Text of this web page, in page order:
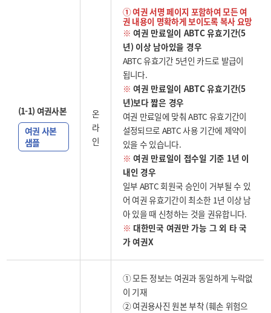
(1-1) 여권사본
여권 사본
샘플
온
라
인
① 여권 서명 페이지 포함하여 모든 여
권 내용이 명확하게 보이도록 복사 요망
※ 여권 만료일이 ABTC 유효기간(5
년) 이상 남아있을 경우
ABTC 유효기간 5년인 카드로 발급이
됩니다.
※ 여권 만료일이 ABTC 유효기간(5
년)보다 짧은 경우
여권 만료일에 맞춰 ABTC 유효기간이
설정되므로 ABTC 사용 기간에 제약이
있을 수 있습니다.
※ 여권 만료일이 접수일 기준 1년 이
내인 경우
일부 ABTC 회원국 승인이 거부될 수 있
어 여권 유효기간이 최소한 1년 이상 남
아 있을 때 신청하는 것을 권유합니다.
※ 대한민국 여권만 가능 그 외 타 국
가 여권X
① 모든 정보는 여권과 동일하게 누락없
이 기재
② 여권용사진 원본 부착 (훼손 위험으